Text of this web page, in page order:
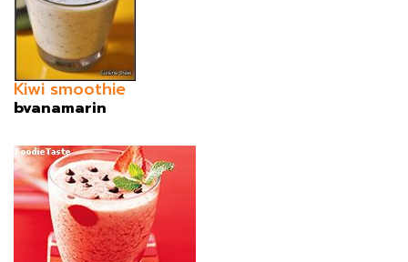
Kiwi smoothie
bvanamarin